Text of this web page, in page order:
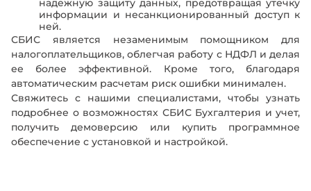
надежную защиту данных, предотвращая утечку
информации и несанкционированный доступ к
ней.
СБИС является незаменимым помощником для
налогоплательщиков, облегчая работу с НДФЛ и делая
ее более эффективной. Кроме того, благодаря
автоматическим расчетам риск ошибки минимален.
Свяжитесь с нашими специалистами, чтобы узнать
подробнее о возможностях СБИС Бухгалтерия и учет,
получить демоверсию или купить программное
обеспечение с установкой и настройкой.
пользовательским соглашением
пользовательским соглашением